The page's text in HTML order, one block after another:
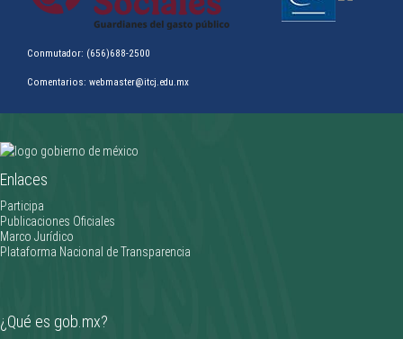
Clifford Gardner triunfa en la Olimpiada Nacional CONADE 2026
Conmutador: (656)688-2500
Comentarios: webmaster@itcj.edu.mx
Enlaces
Participa
Publicaciones Oficiales
Marco Jurídico
Plataforma Nacional de Transparencia
¿Qué es gob.mx?